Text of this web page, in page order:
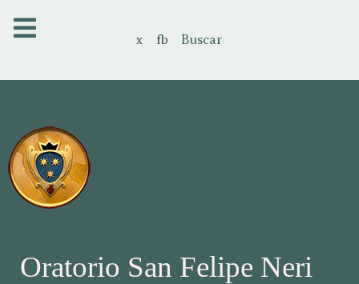
x fb Buscar
Oratorio San Felipe Neri